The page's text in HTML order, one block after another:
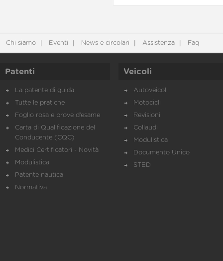
Chi siamo Eventi News e circolari Assistenza Faq
Patenti
La patente di guida
Tutte le pratiche
Foglio rosa e prove d’esame
Carta di Qualificazione del
Conducente (CQC)
Medici Certificatori - Novità
Modulistica
Patente nautica
Normativa
Veicoli
Autoveicoli
Motocicli
Revisioni
Collaudi
Modulistica
Documento Unico
STED